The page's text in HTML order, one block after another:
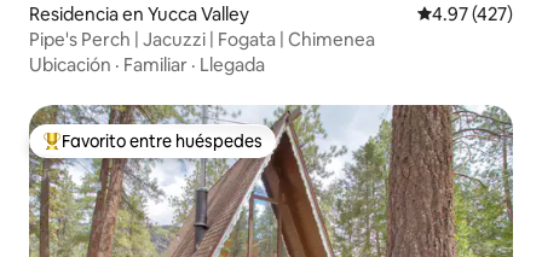
Residencia en Yucca Valley Calificación
4.97 (427)
Pipe's Perch | Jacuzzi | Fogata | Chimenea
Ubicación · Familiar · Llegada
De los mejores en Favorito entre huéspedes
Favorito entre huéspedes